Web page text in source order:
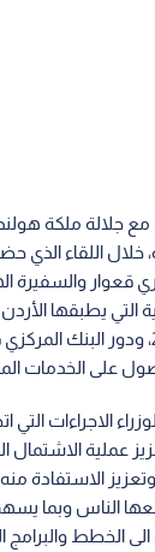
مع جلالة ملكة
خلال اللقاء الذي
قعوار والسفيرة
التي يطبقها
للأعوام 2018 - 2020، ودور
على الخدمات
الاجراءات التي
عملية الاشتمال
الاستفادة
الناس وبما
الخطط والبرامج